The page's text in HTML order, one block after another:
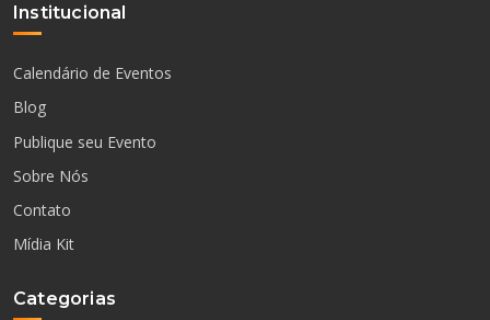
Institucional
Calendário de Eventos
Blog
Publique seu Evento
Sobre Nós
Contato
Mídia Kit
Categorias